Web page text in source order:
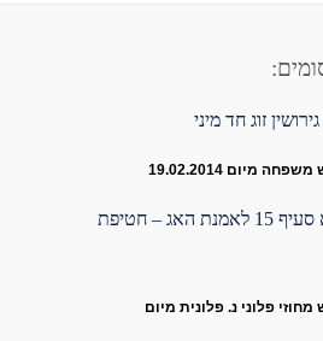
זוג חד מיני
מיום 19.02.2014
פסק דין בנושא סעיף 15 לאמנת האג – חטיפת
פלוני נ. פלונית מיום